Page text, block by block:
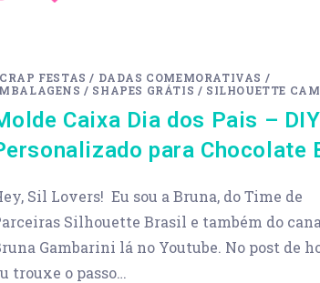
FESTAS / DADAS COMEMORATIVAS /
/ SHAPES GRÁTIS / SILHOUETTE
Caixa Dia dos Pais – DIY
para Chocolate
Sil Lovers! Eu sou a Bruna, do Time de
Silhouette Brasil e também do
Gambarini lá no Youtube. No post de
trouxe o passo…